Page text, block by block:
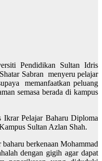
Pendidikan Sultan Idris
Sabran menyeru pelajar
memanfaatkan peluang
semasa berada di kampus
Ikrar Pelajar Baharu Diploma
Sultan Azlan Shah.
berkenaan Mohammad
dengan gigih agar dapat